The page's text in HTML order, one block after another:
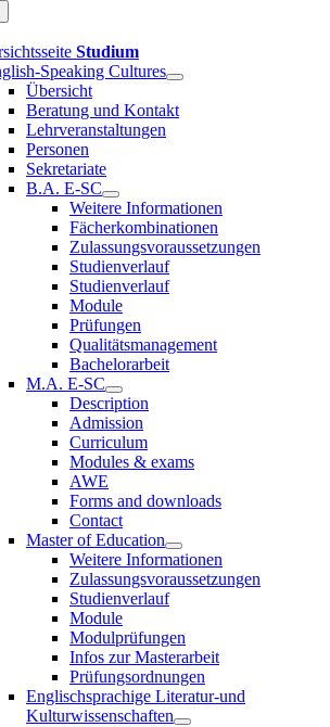
Studium
Speaking Cultures
Übersicht
Beratung und Kontakt
Lehrveranstaltungen
Personen
Sekretariate
B.A. E-SC
Weitere Informationen
Fächerkombinationen
Zulassungsvoraussetzungen
Studienverlauf
Studienverlauf
Module
Prüfungen
Qualitätsmanagement
Bachelorarbeit
M.A. E-SC
Description
Admission
Curriculum
Modules & exams
AWE
Forms and downloads
Contact
Master of Education
Weitere Informationen
Zulassungsvoraussetzungen
Studienverlauf
Module
Modulprüfungen
Infos zur Masterarbeit
Prüfungsordnungen
Englischsprachige Literatur-und
Kulturwissenschaften